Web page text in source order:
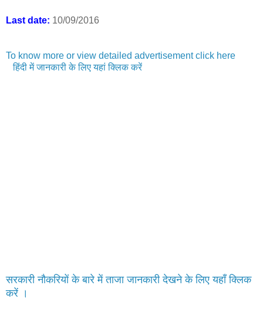
Last date: 10/09/2016
To know more or view detailed advertisement click here
हिंदी में जानकारी के लिए यहां क्लिक करें
सरकारी नौकरियों के बारे में ताजा जानकारी देखने के लिए यहाँ क्लिक
करें ।